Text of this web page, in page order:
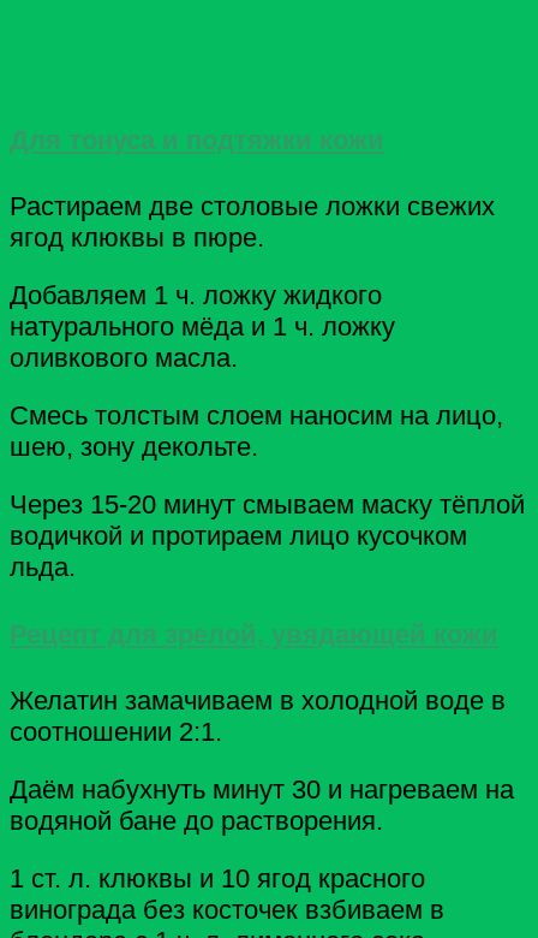
Для тонуса и подтяжки кожи
Растираем две столовые ложки свежих
ягод клюквы в пюре.
Добавляем 1 ч. ложку жидкого
натурального мёда и 1 ч. ложку
оливкового масла.
Смесь толстым слоем наносим на лицо,
шею, зону декольте.
Через 15-20 минут смываем маску тёплой
водичкой и протираем лицо кусочком
льда.
Рецепт для зрелой, увядающей кожи
Желатин замачиваем в холодной воде в
соотношении 2:1.
Даём набухнуть минут 30 и нагреваем на
водяной бане до растворения.
1 ст. л. клюквы и 10 ягод красного
винограда без косточек взбиваем в